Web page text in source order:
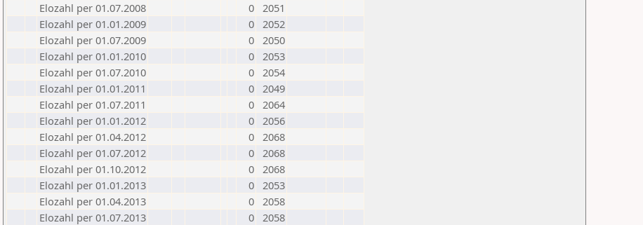
Elozahl per 01.07.2008
0 2051
Elozahl per 01.01.2009
0 2052
Elozahl per 01.07.2009
0 2050
Elozahl per 01.01.2010
0 2053
Elozahl per 01.07.2010
0 2054
Elozahl per 01.01.2011
0 2049
Elozahl per 01.07.2011
0 2064
Elozahl per 01.01.2012
0 2056
Elozahl per 01.04.2012
0 2068
Elozahl per 01.07.2012
0 2068
Elozahl per 01.10.2012
0 2068
Elozahl per 01.01.2013
0 2053
Elozahl per 01.04.2013
0 2058
Elozahl per 01.07.2013
0 2058